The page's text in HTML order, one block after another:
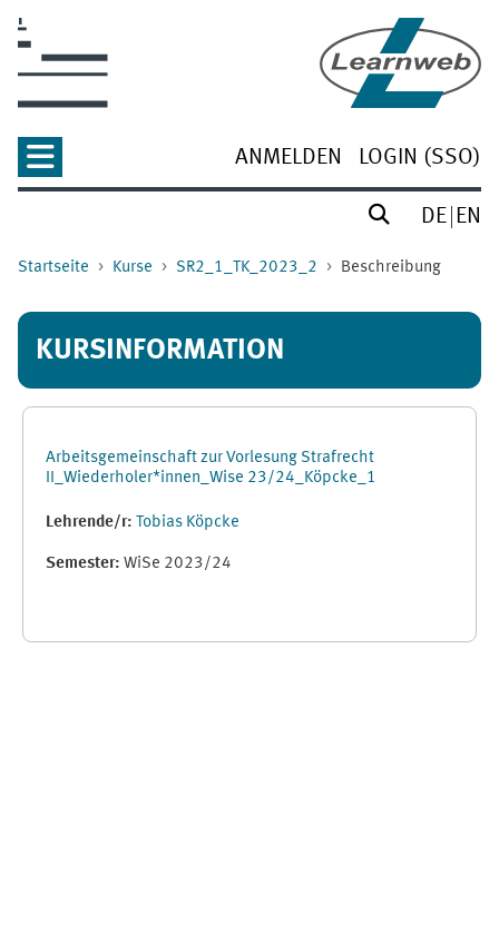
ANMELDEN LOGIN (SSO)
DE EN
Startseite Kurse SR2_1_TK_2023_2 Beschreibung
KURSINFORMATION
Arbeitsgemeinschaft zur Vorlesung Strafrecht
II_Wiederholer*innen_Wise 23/24_Köpcke_1
Lehrende/r: Tobias Köpcke
Semester: WiSe 2023/24